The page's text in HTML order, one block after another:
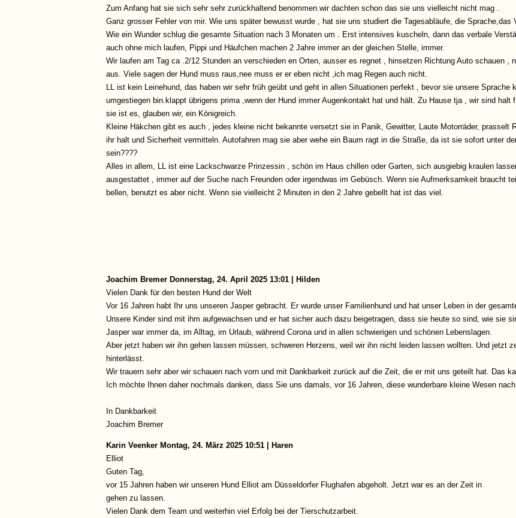
Zum Anfang hat sie sich sehr sehr zurückhaltend benommen.wir dachten schon das sie uns vielleicht nicht mag .
Ganz grosser Fehler von mir. Wie uns später bewusst wurde , hat sie uns studiert die Tagesabläufe, die Sprache,das
Wie ein Wunder schlug die gesamte Situation nach 3 Monaten um . Erst intensives kuscheln, dann das verbale
auch ohne mich laufen, Pippi und Häufchen machen 2 Jahre immer an der gleichen Stelle, immer.
Wir laufen am Tag ca .2/12 Stunden an verschieden en Orten, ausser es regnet , hinsetzen Richtung Auto schauen ,
aus. Viele sagen der Hund muss raus,nee muss er er eben nicht ,ich mag Regen auch nicht.
LL ist kein Leinehund, das haben wir sehr früh geübt und geht in allen Situationen perfekt , bevor sie unsere Sprache
umgestiegen bin.klappt übrigens prima ,wenn der Hund immer Augenkontakt hat und hält. Zu Hause tja , wir sind
sie ist es, glauben wir, ein Königreich.
Kleine Häkchen gibt es auch , jedes kleine nicht bekannte versetzt sie in Panik, Gewitter, Laute Motorräder, prasselt
ihr halt und Sicherheit vermitteln. Autofahren mag sie aber wehe ein Baum ragt in die Straße, da ist sie sofort unter
sein????
Alles in allem, LL ist eine Lackschwarze Prinzessin , schön im Haus chillen oder Garten, sich ausgiebig kraulen
ausgestattet , immer auf der Suche nach Freunden oder irgendwas im Gebüsch. Wenn sie Aufmerksamkeit braucht
bellen, benutzt es aber nicht. Wenn sie vielleicht 2 Minuten in den 2 Jahre gebellt hat ist das viel.
Joachim Bremer Donnerstag, 24. April 2025 13:01 | Hilden
Vielen Dank für den besten Hund der Welt
Vor 16 Jahren habt Ihr uns unseren Jasper gebracht. Er wurde unser Familienhund und hat unser Leben in der
Unsere Kinder sind mit ihm aufgewachsen und er hat sicher auch dazu beigetragen, dass sie heute so sind, wie sie
Jasper war immer da, im Alltag, im Urlaub, während Corona und in allen schwierigen und schönen Lebenslagen.
Aber jetzt haben wir ihn gehen lassen müssen, schweren Herzens, weil wir ihn nicht leiden lassen wollten. Und jetzt
hinterlässt.
Wir trauern sehr aber wir schauen nach vorn und mit Dankbarkeit zurück auf die Zeit, die er mit uns geteilt hat. Das
Ich möchte Ihnen daher nochmals danken, dass Sie uns damals, vor 16 Jahren, diese wunderbare kleine Wesen
In Dankbarkeit
Joachim Bremer
Karin Veenker Montag, 24. März 2025 10:51 | Haren
Elliot
Guten Tag,
vor 15 Jahren haben wir unseren Hund Elliot am Düsseldorfer Flughafen abgeholt. Jetzt war es an der Zeit in
gehen zu lassen.
Vielen Dank dem Team und weiterhin viel Erfolg bei der Tierschutzarbeit.